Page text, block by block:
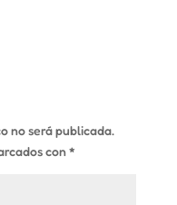
no será publicada.
con*